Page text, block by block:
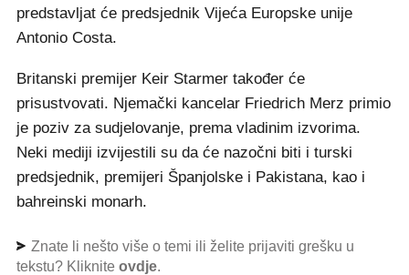
predstavljat će predsjednik Vijeća Europske unije
Antonio Costa.
Britanski premijer Keir Starmer također će
prisustvovati. Njemački kancelar Friedrich Merz primio
je poziv za sudjelovanje, prema vladinim izvorima.
Neki mediji izvijestili su da će nazočni biti i turski
predsjednik, premijeri Španjolske i Pakistana, kao i
bahreinski monarh.
Znate li nešto više o temi ili želite prijaviti grešku u
tekstu? Kliknite ovdje.